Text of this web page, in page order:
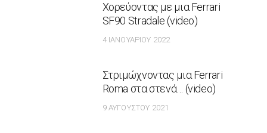
Χορεύοντας με μια Ferrari
SF90 Stradale (video)
4 ΙΑΝΟΥΑΡΊΟΥ 2022
Στριμώχνοντας μια Ferrari
Roma στα στενά… (video)
9 ΑΥΓΟΎΣΤΟΥ 2021